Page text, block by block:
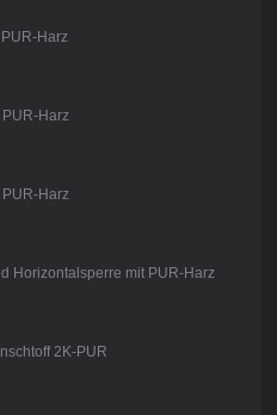
Harz
Harz
Harz
Horizontalsperre mit PUR-Harz
2K-PUR